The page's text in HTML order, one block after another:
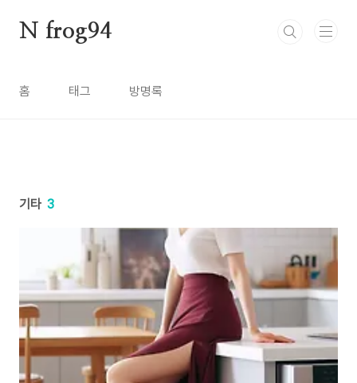
N frog94
홈 태그 방명록
기타 3